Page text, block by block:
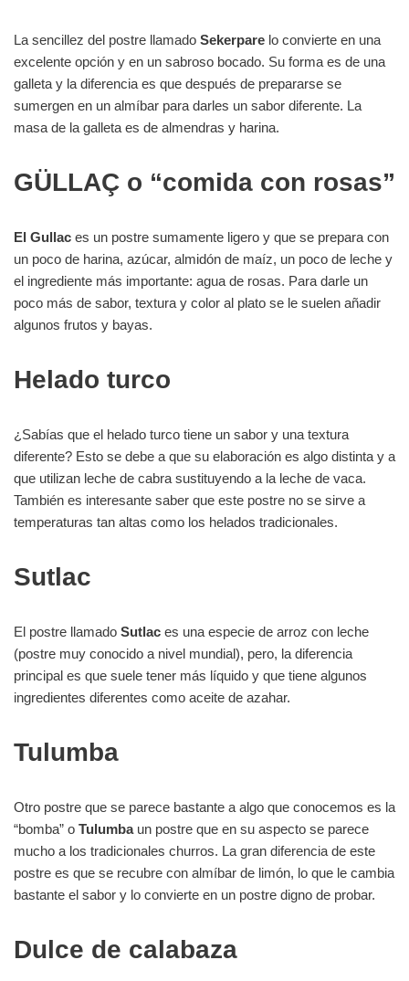
La sencillez del postre llamado Sekerpare lo convierte en una
excelente opción y en un sabroso bocado. Su forma es de una
galleta y la diferencia es que después de prepararse se
sumergen en un almíbar para darles un sabor diferente. La
masa de la galleta es de almendras y harina.
GÜLLAÇ o “comida con rosas”
El Gullac es un postre sumamente ligero y que se prepara con
un poco de harina, azúcar, almidón de maíz, un poco de leche y
el ingrediente más importante: agua de rosas. Para darle un
poco más de sabor, textura y color al plato se le suelen añadir
algunos frutos y bayas.
Helado turco
¿Sabías que el helado turco tiene un sabor y una textura
diferente? Esto se debe a que su elaboración es algo distinta y a
que utilizan leche de cabra sustituyendo a la leche de vaca.
También es interesante saber que este postre no se sirve a
temperaturas tan altas como los helados tradicionales.
Sutlac
El postre llamado Sutlac es una especie de arroz con leche
(postre muy conocido a nivel mundial), pero, la diferencia
principal es que suele tener más líquido y que tiene algunos
ingredientes diferentes como aceite de azahar.
Tulumba
Otro postre que se parece bastante a algo que conocemos es la
“bomba” o Tulumbaun postre que en su aspecto se parece
mucho a los tradicionales churros. La gran diferencia de este
postre es que se recubre con almíbar de limón, lo que le cambia
bastante el sabor y lo convierte en un postre digno de probar.
Dulce de calabaza